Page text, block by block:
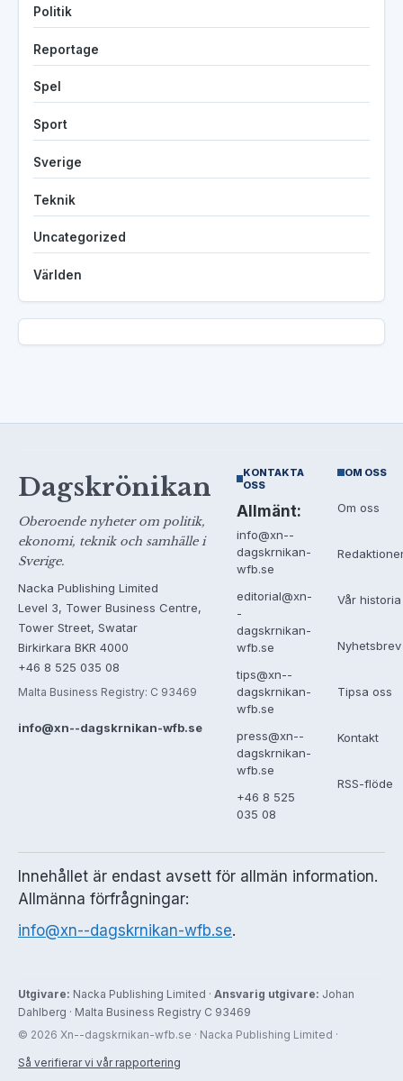
Politik
Reportage
Spel
Sport
Sverige
Teknik
Uncategorized
Världen
Dagskrönikan
Oberoende nyheter om politik,
ekonomi, teknik och samhälle i
Sverige.
Nacka Publishing Limited
Level 3, Tower Business Centre,
Tower Street, Swatar
Birkirkara BKR 4000
+46 8 525 035 08
Malta Business Registry: C 93469
info@xn--dagskrnikan-wfb.se
KONTAKTA
OSS
Allmänt:
info@xn--
dagskrnikan-
wfb.se
editorial@xn-
-
dagskrnikan-
wfb.se
tips@xn--
dagskrnikan-
wfb.se
press@xn--
dagskrnikan-
wfb.se
+46 8 525
035 08
OM OSS
Om oss
Vår historia
Nyhetsbrev
Tipsa oss
Kontakt
RSS-flöde
Innehållet är endast avsett för allmän information.
Allmänna förfrågningar:
info@xn--dagskrnikan-wfb.se.
Utgivare: Nacka Publishing Limited · Ansvarig utgivare: Johan
Dahlberg · Malta Business Registry C 93469
© 2026 Xn--dagskrnikan-wfb.se · Nacka Publishing Limited ·
Så verifierar vi vår rapportering